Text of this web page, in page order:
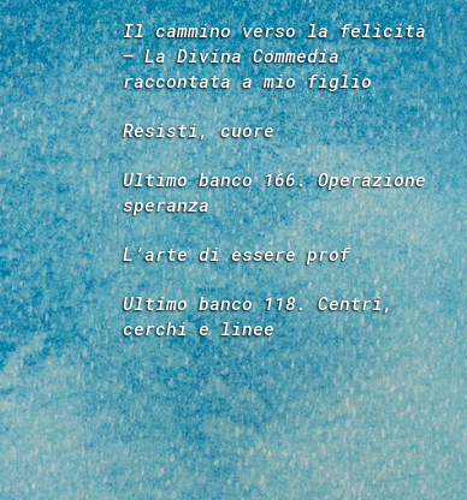
Il cammino verso la felicità
– La Divina Commedia
raccontata a mio figlio
Resisti, cuore
Ultimo banco 166. Operazione
speranza
L’arte di essere prof
Ultimo banco 118. Centri,
cerchi e linee